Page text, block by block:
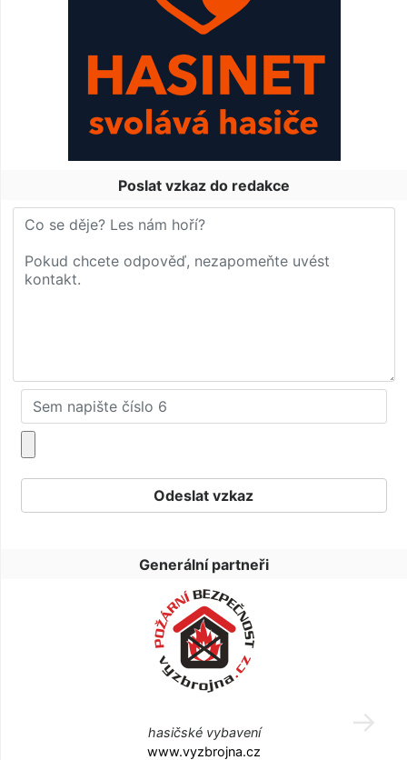
Poslat vzkaz do redakce
Generální partneři
hasičské vybavení
www.vyzbrojna.cz